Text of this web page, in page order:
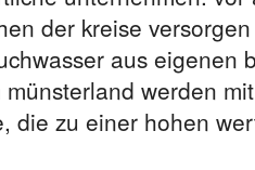
der kreise
aus eigenen
werden
die zu einer hohen